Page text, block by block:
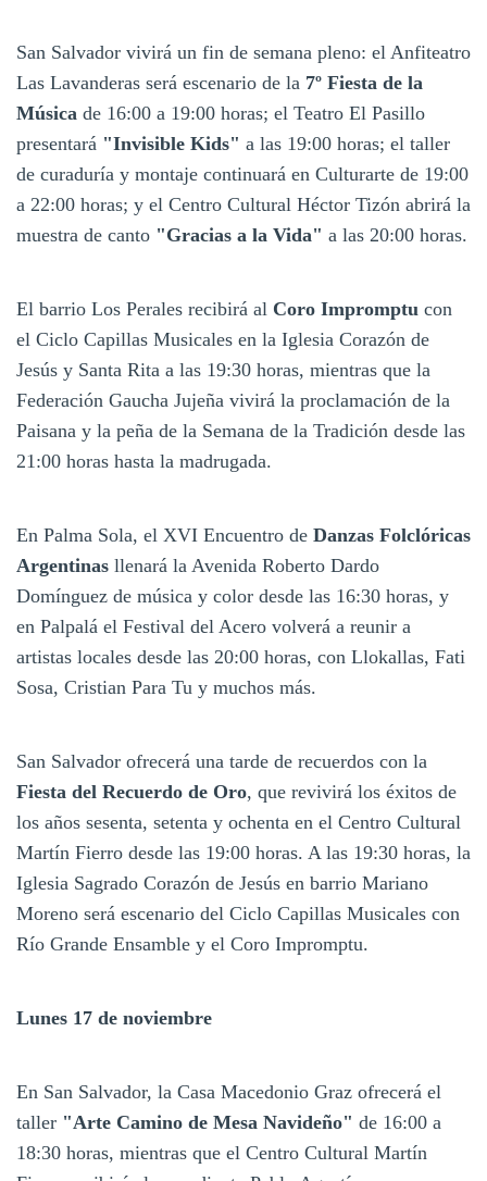
San Salvador vivirá un fin de semana pleno: el Anfiteatro
Las Lavanderas será escenario de la 7º Fiesta de la
Música de 16:00 a 19:00 horas; el Teatro El Pasillo
presentará "Invisible Kids" a las 19:00 horas; el taller
de curaduría y montaje continuará en Culturarte de 19:00
a 22:00 horas; y el Centro Cultural Héctor Tizón abrirá la
muestra de canto "Gracias a la Vida" a las 20:00 horas.
El barrio Los Perales recibirá al Coro Impromptu con
el Ciclo Capillas Musicales en la Iglesia Corazón de
Jesús y Santa Rita a las 19:30 horas, mientras que la
Federación Gaucha Jujeña vivirá la proclamación de la
Paisana y la peña de la Semana de la Tradición desde las
21:00 horas hasta la madrugada.
En Palma Sola, el XVI Encuentro de Danzas Folclóricas
Argentinas llenará la Avenida Roberto Dardo
Domínguez de música y color desde las 16:30 horas, y
en Palpalá el Festival del Acero volverá a reunir a
artistas locales desde las 20:00 horas, con Llokallas, Fati
Sosa, Cristian Para Tu y muchos más.
San Salvador ofrecerá una tarde de recuerdos con la
Fiesta del Recuerdo de Oro, que revivirá los éxitos de
los años sesenta, setenta y ochenta en el Centro Cultural
Martín Fierro desde las 19:00 horas. A las 19:30 horas, la
Iglesia Sagrado Corazón de Jesús en barrio Mariano
Moreno será escenario del Ciclo Capillas Musicales con
Río Grande Ensamble y el Coro Impromptu.
Lunes 17 de noviembre
En San Salvador, la Casa Macedonio Graz ofrecerá el
taller "Arte Camino de Mesa Navideño" de 16:00 a
18:30 horas, mientras que el Centro Cultural Martín